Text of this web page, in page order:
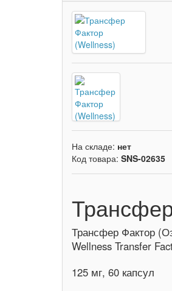
На складе: нет
Код товара: SNS-02635
Трансфер Фактор
Wellness Transfer
125 мг, 60 капсул